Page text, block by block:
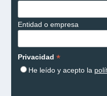
Entidad o empresa
Privacidad *
He leído y acepto la